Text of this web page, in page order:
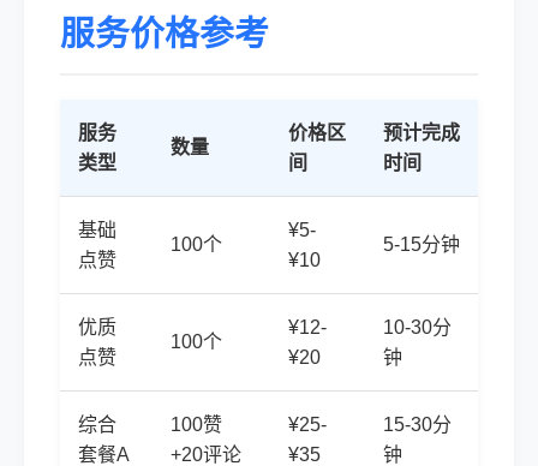
服务价格参考
服务
类型
数量
价格区
间
预计完成
时间
基础
点赞
100个
¥5-
¥10
5-15分钟
优质
点赞
100个
¥12-
¥20
10-30分
钟
综合
套餐A
100赞
+20评论
¥25-
¥35
15-30分
钟